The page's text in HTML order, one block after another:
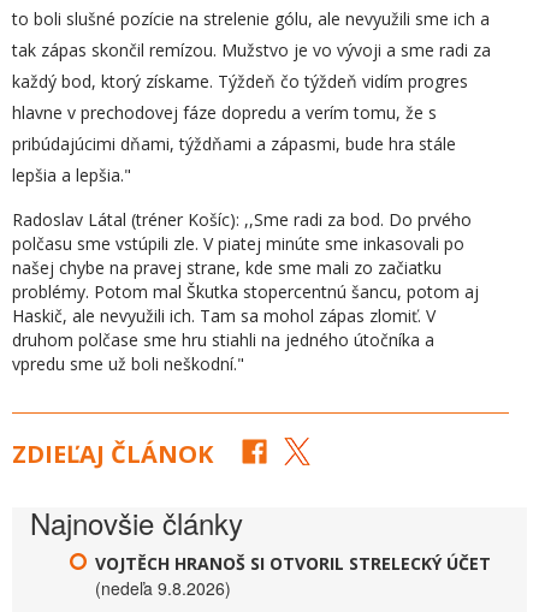
to boli slušné pozície na strelenie gólu, ale nevyužili sme ich a
tak zápas skončil remízou. Mužstvo je vo vývoji a sme radi za
každý bod, ktorý získame. Týždeň čo týždeň vidím progres
hlavne v prechodovej fáze dopredu a verím tomu, že s
pribúdajúcimi dňami, týždňami a zápasmi, bude hra stále
lepšia a lepšia."
Radoslav Látal (tréner Košíc): ,,Sme radi za bod. Do prvého
polčasu sme vstúpili zle. V piatej minúte sme inkasovali po
našej chybe na pravej strane, kde sme mali zo začiatku
problémy. Potom mal Škutka stopercentnú šancu, potom aj
Haskič, ale nevyužili ich. Tam sa mohol zápas zlomiť. V
druhom polčase sme hru stiahli na jedného útočníka a
vpredu sme už boli neškodní."
ZDIEĽAJ ČLÁNOK
Najnovšie články
VOJTĚCH HRANOŠ SI OTVORIL STRELECKÝ ÚČET
(nedeľa 9.8.2026)